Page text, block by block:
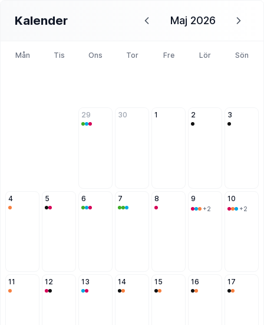
Kalender Maj 2026
Mån Tis Ons Tor Fre Lör Sön
29 30 1 2 3
4 5 6 7 8 9
+2
10
+2
11 12 13 14 15 16 17